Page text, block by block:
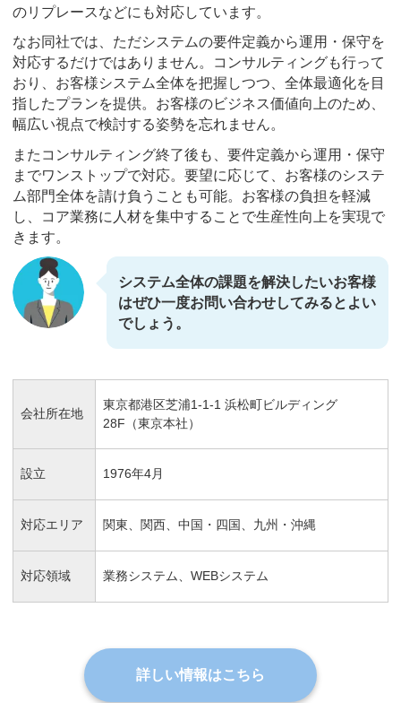
のリプレースなどにも対応しています。
なお同社では、ただシステムの要件定義から運用・保守を
対応するだけではありません。コンサルティングも行って
おり、お客様システム全体を把握しつつ、全体最適化を目
指したプランを提供。お客様のビジネス価値向上のため、
幅広い視点で検討する姿勢を忘れません。
またコンサルティング終了後も、要件定義から運用・保守
までワンストップで対応。要望に応じて、お客様のシステ
ム部門全体を請け負うことも可能。お客様の負担を軽減
し、コア業務に人材を集中することで生産性向上を実現で
きます。
システム全体の課題を解決したいお客様
はぜひ一度お問い合わせしてみるとよい
でしょう。
会社所在地
東京都港区芝浦1-1-1 浜松町ビルディング
28F（東京本社）
設立 1976年4月
対応エリア 関東、関西、中国・四国、九州・沖縄
対応領域 業務システム、WEBシステム
詳しい情報はこちら